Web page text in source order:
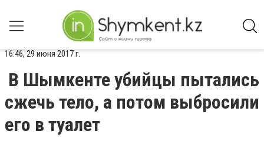
16:46, 29 июня 2017 г.
В Шымкенте убийцы пытались
сжечь тело, а потом выбросили
его в туалет